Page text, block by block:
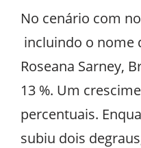
No cenário com
incluindo o nome
Roseana Sarney,
13 %. Um
percentuais.
subiu dois